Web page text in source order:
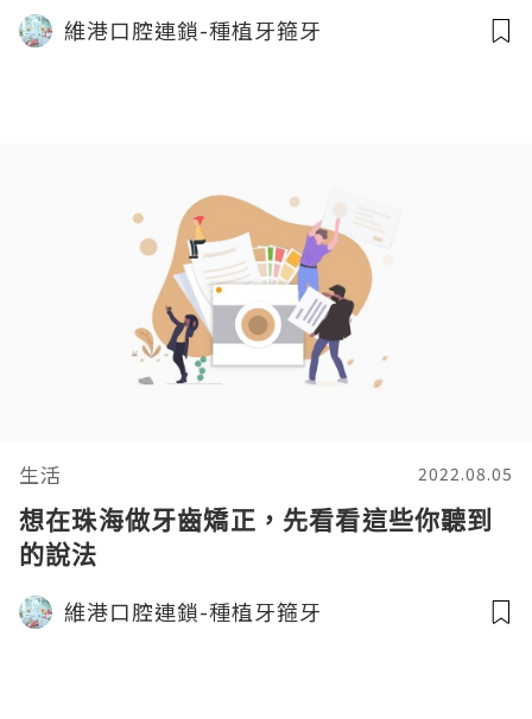
維港口腔連鎖-種植牙箍牙
生活 2022.08.05
想在珠海做牙齒矯正，先看看這些你聽到
的說法
維港口腔連鎖-種植牙箍牙